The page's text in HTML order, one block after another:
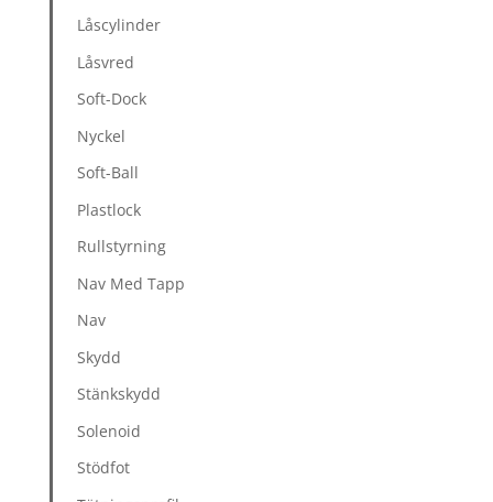
Låscylinder
Låsvred
Soft-Dock
Nyckel
Soft-Ball
Plastlock
Rullstyrning
Nav Med Tapp
Nav
Skydd
Stänkskydd
Solenoid
Stödfot